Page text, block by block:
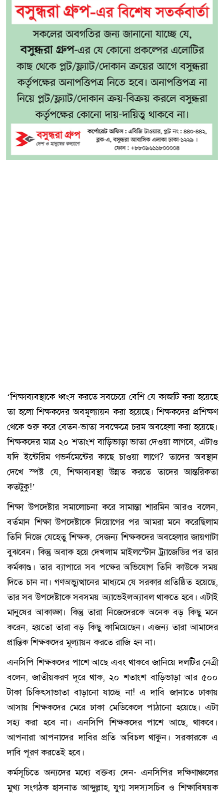
‘শিক্ষাব্যবস্থাকে ধ্বংস করতে সবচেয়ে বেশি যে কাজটি করা হয়েছে
তা হলো শিক্ষকদের অবমূল্যায়ন করা হয়েছে। শিক্ষকদের প্রশিক্ষণ
থেকে শুরু করে বেতন-ভাতা সবক্ষেত্রে চরম অবহেলা করা হয়েছে।
শিক্ষকদের মাত্র ২০ শতাংশ বাড়িভাড়া ভাতা দেওয়া লাগবে, এটাও
যদি ইন্টেরিম গভর্নমেন্টের কাছে চাওয়া লাগে? তাদের অবস্থান
দেখে স্পষ্ট যে, শিক্ষাব্যবস্থা উন্নত করতে তাদের আন্তরিকতা
কতটুকু!’
শিক্ষা উপদেষ্টার সমালোচনা করে সামান্তা শারমিন আরও বলেন,
বর্তমান শিক্ষা উপদেষ্টাকে নিয়োগের পর আমরা মনে করেছিলাম
তিনি নিজে যেহেতু শিক্ষক, সেজন্য শিক্ষকদের অবহেলার জায়গাটা
বুঝবেন। কিন্তু অবাক হয়ে দেখলাম মাইলস্টোন ট্র্যাজেডির পর তার
কর্মকাণ্ড। তার ব্যাপারে সব পক্ষের অভিযোগ তিনি কাউকে সময়
দিতে চান না। গণঅভ্যুত্থানের মাধ্যমে যে সরকার প্রতিষ্ঠিত হয়েছে,
তার সব উপদেষ্টাকে সবসময় অ্যাভেইলঅ্যাবল থাকতে হবে। এটাই
মানুষের আকাঙ্ক্ষা। কিন্তু তারা নিজেদেরকে অনেক বড় কিছু মনে
করেন, হয়তো তারা বড় কিছু কামিয়েছেন। এজন্য তারা আমাদের
প্রান্তিক শিক্ষকদের মূল্যায়ন করতে রাজি হন না।
এনসিপি শিক্ষকদের পাশে আছে এবং থাকবে জানিয়ে দলটির নেত্রী
বলেন, জাতীয়করণ দূরে থাক, ২০ শতাংশ বাড়িভাড়া আর ৫০০
টাকা চিকিৎসাভাতা বাড়ানো যাচ্ছে না! এ দাবি জানাতে ঢাকায়
আসায় শিক্ষকদের মেরে ঢাকা মেডিকেলে পাঠানো হয়েছে। এটা
সহ্য করা হবে না। এনসিপি শিক্ষকদের পাশে আছে, থাকবে।
আপনারা আপনাদের দাবির প্রতি অবিচল থাকুন। সরকারকে এ
দাবি পূরণ করতেই হবে।
কর্মসূচিতে অন্যদের মধ্যে বক্তব্য দেন- এনসিপির দক্ষিণাঞ্চলের
মুখ্য সংগঠক হাসনাত আব্দুল্লাহ, যুগ্ম সদস্যসচিব ও শিক্ষাবিষয়ক